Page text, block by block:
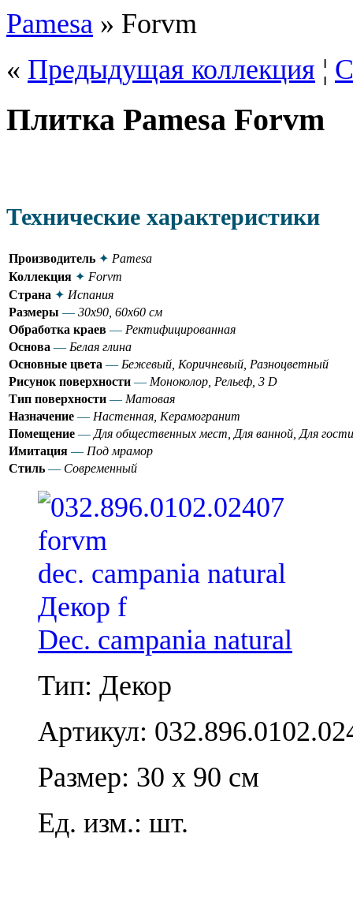
Pamesa » Forvm
« Предыдущая коллекция ¦
Плитка Pamesa Forvm
Технические характеристики
Производитель ✦ Pamesa
Коллекция ✦ Forvm
Страна ✦ Испания
Размеры — 30x90, 60x60 см
Обработка краев — Ректифицированная
Основа — Белая глина
Основные цвета — Бежевый, Коричневый, Разноцветный
Рисунок поверхности — Моноколор, Рельеф, 3 D
Тип поверхности — Матовая
Назначение — Настенная, Керамогранит
Помещение — Для общественных мест, Для ванной, Для
Имитация — Под мрамор
Стиль — Современный
Dec. campania natural
Тип: Декор
Артикул:
Размер: 30 x 90 см
Ед. изм.: шт.